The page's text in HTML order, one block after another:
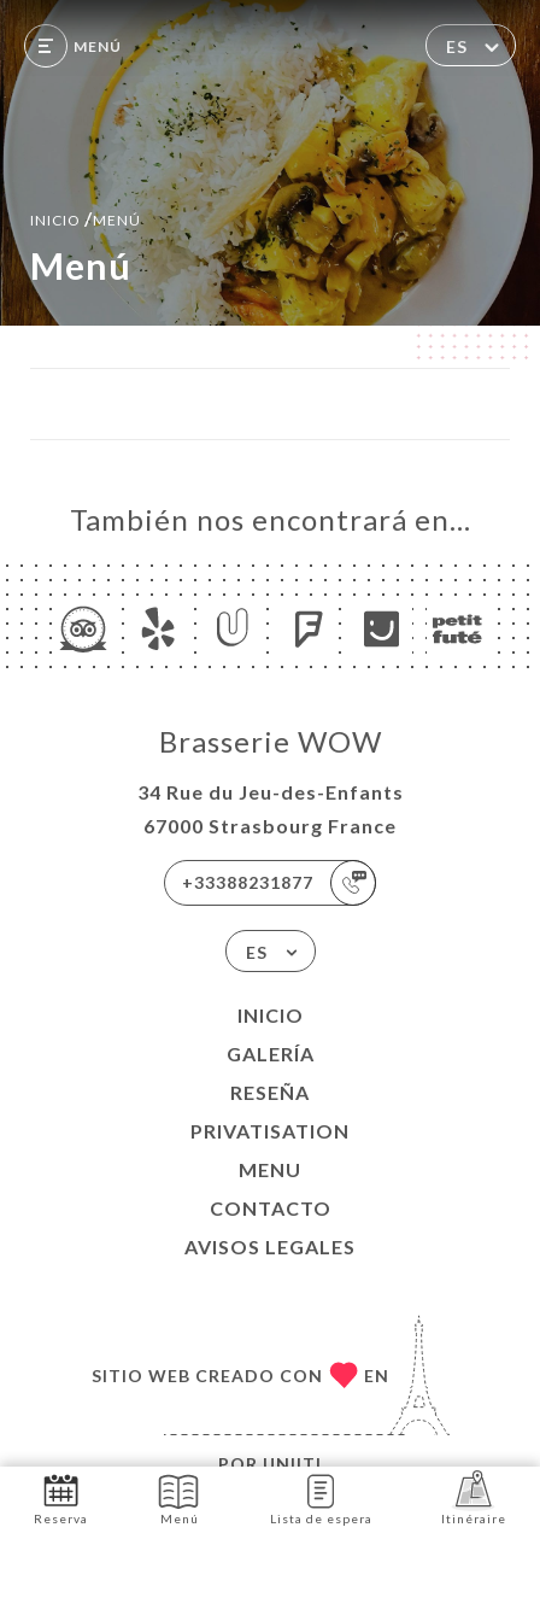
MENÚ ES
INICIO /MENÚ
Menú
También nos encontrará en…
Brasserie WOW
34 Rue du Jeu-des-Enfants
67000 Strasbourg France
+33388231877
ES
INICIO
GALERÍA
RESEÑA
PRIVATISATION
MENU
CONTACTO
AVISOS LEGALES
© COPYRIGHT 2026, BRASSERIE WOW. TODOS LOS
DERECHOS RESERVADOS.
SITIO WEB CREADO CON EN
PORUNIITI
Reserva Menú Lista de espera Itinéraire